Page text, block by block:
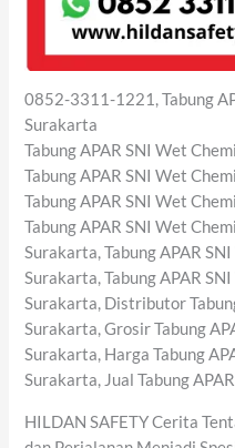
0852-3311-1221, Tabung
Surakarta
Tabung APAR SNI Wet
Tabung APAR SNI Wet
Tabung APAR SNI Wet
Tabung APAR SNI Wet
Surakarta, Tabung APAR
Surakarta, Tabung APAR
Surakarta, Distributor
Surakarta, Grosir Tabung
Surakarta, Harga Tabung
Surakarta, Jual Tabung
HILDAN SAFETY Cerita